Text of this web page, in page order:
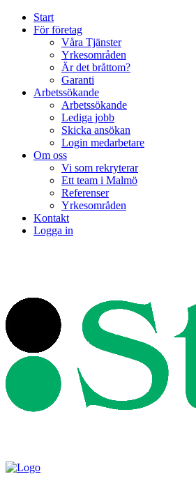
Start
För företag
Våra Tjänster
Yrkesområden
Är det bråttom?
Garanti
Arbetssökande
Arbetssökande
Lediga jobb
Skicka ansökan
Login medarbetare
Om oss
Vi som rekryterar
Ett team i Malmö
Referenser
Yrkesområden
Kontakt
Logga in